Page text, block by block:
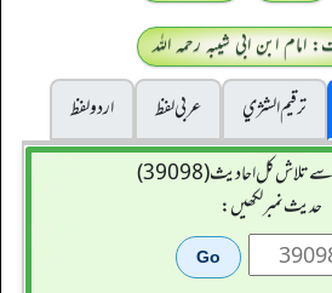
امام ابن ابی شیبہ رحمہ اللہ
ترقيم الشژي عربی لفظ
اردو لفظ
تلاش کل احادیث (39098)
حدیث نمبر لکھیں: